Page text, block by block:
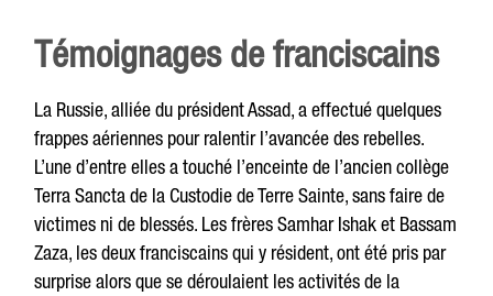
Témoignages de franciscains
La Russie, alliée du président Assad, a effectué quelques
frappes aériennes pour ralentir l’avancée des rebelles.
L’une d’entre elles a touché l’enceinte de l’ancien collège
Terra Sancta de la Custodie de Terre Sainte, sans faire de
victimes ni de blessés. Les frères Samhar Ishak et Bassam
Zaza, les deux franciscains qui y résident, ont été pris par
surprise alors que se déroulaient les activités de la